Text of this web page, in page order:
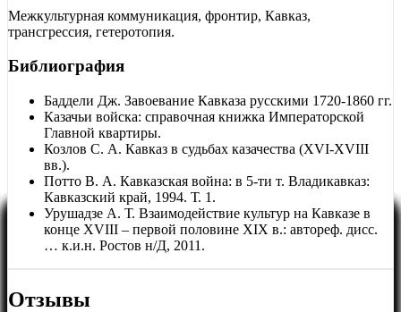
Межкультурная коммуникация, фронтир, Кавказ,
трансгрессия, гетеротопия.
Библиография
Баддели Дж. Завоевание Кавказа русскими 1720-1860 гг.
Казачьи войска: справочная книжка Императорской
Главной квартиры.
Козлов С. А. Кавказ в судьбах казачества (XVI-XVIII
вв.).
Потто В. А. Кавказская война: в 5-ти т. Владикавказ:
Кавказский край, 1994. Т. 1.
Урушадзе А. Т. Взаимодействие культур на Кавказе в
конце XVIII – первой половине XIX в.: автореф. дисс.
… к.и.н. Ростов н/Д, 2011.
Отзывы